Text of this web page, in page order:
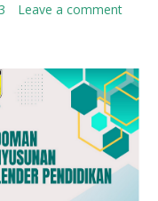
Leave a comment